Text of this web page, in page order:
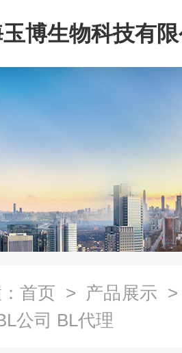
博生物科技有
首页 > 产品展示
公司 BL代理